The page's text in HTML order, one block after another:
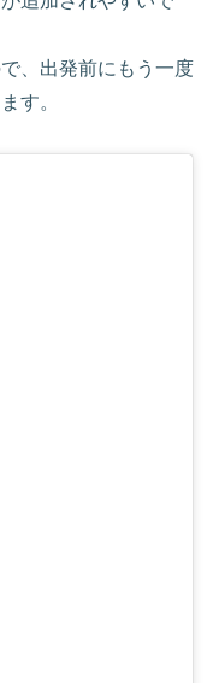
、出発前にもう一度
す。